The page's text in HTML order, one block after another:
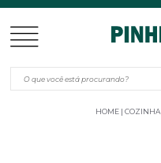
HOME COZINHA